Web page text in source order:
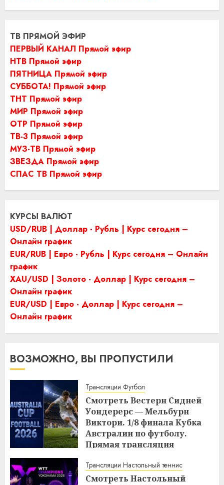
ТВ ПРЯМОЙ ЭФИР
ПЕРВЫЙ КАНАЛ Прямой эфир
НТВ Прямой эфир
ПЯТНИЦА Прямой эфир
СУББОТА! Прямой эфир
ТНТ Прямой эфир
МИР Прямой эфир
ОТР Прямой эфир
ТВ-3 Прямой эфир
МУЗ-ТВ Прямой эфир
ЗВЕЗДА Прямой эфир
СПАС ТВ Прямой эфир
КУРСЫ ВАЛЮТ
USD/RUB | Доллар - Рубль | Курс сегодня –
Онлайн график
EUR/RUB | Евро - Рубль | Курс сегодня – Онлайн
график
XAU/USD | Золото - Доллар | Курс сегодня –
Онлайн график
EUR/USD | Евро - Доллар | Курс сегодня –
Онлайн график
ВОЗМОЖНО, ВЫ ПРОПУСТИЛИ
Трансляции Футбол
Смотреть Вестерн Сидней
Уондерерс — Мельбурн
Виктори. 1/8 финала Кубка
Австралии по футболу.
Прямая трансляция
13:05 08.08.2026
Трансляции Настольный теннис
Смотреть Настольный